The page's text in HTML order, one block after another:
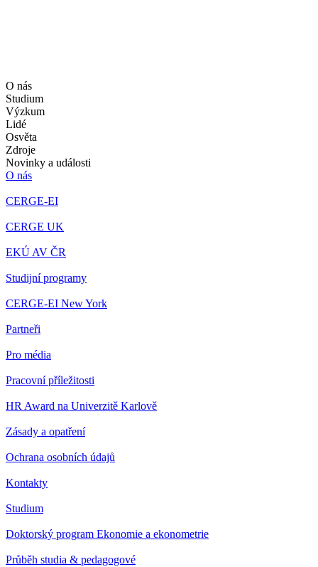
O nás
Studium
Výzkum
Lidé
Osvěta
Zdroje
Novinky a události
O nás
CERGE-EI
CERGE UK
EKÚ AV ČR
Studijní programy
CERGE-EI New York
Partneři
Pro média
Pracovní příležitosti
HR Award na Univerzitě Karlově
Zásady a opatření
Ochrana osobních údajů
Kontakty
Studium
Doktorský program Ekonomie a ekonometrie
Průběh studia & pedagogové